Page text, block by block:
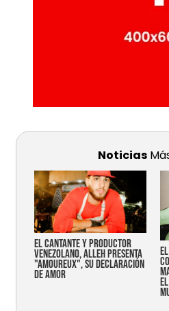
Noticias
EL CANTANTE Y PRODUCTOR
VENEZOLANO, ALLEH PRESENTA
"AMOUREUX", SU DECLARACIÓN
DE AMOR